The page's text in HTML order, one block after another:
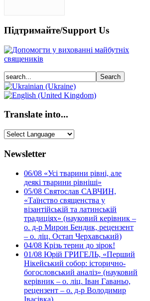
Підтримайте/Support Us
Translate into...
Newsletter
06/08 «Усі тварини рівні, але
деякі тварини рівніші»
05/08 Святослав САВЧИН,
«Таїнство священства у
візантійській та латинській
традиціях» (науковий керівник –
о. д-р Мирон Бендик, рецензент
– о. ліц. Остап Черхавський)
04/08 Крізь терни до зірок!
01/08 Юрій ГРИГЕЛЬ, «Перший
Нікейський собор: історично-
богословський аналіз» (науковий
керівник – о. ліц. Іван Гаваньо,
рецензент – о. д-р Володимир
Івасівка)